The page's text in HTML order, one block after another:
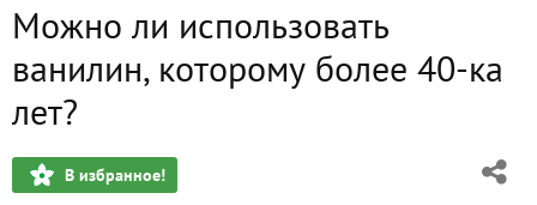
Можно ли использовать
ванилин, которому более 40-ка
лет?
В избранное!